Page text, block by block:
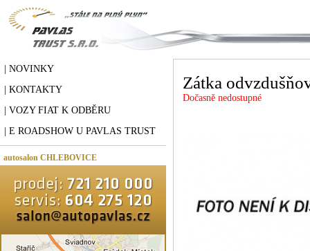
| NOVINKY
| KONTAKTY
| VOZY FIAT K ODBĚRU
| E ROADSHOW U PAVLAS TRUST
autosalon CHLEBOVICE
Zátka
Dočasně nedostupné